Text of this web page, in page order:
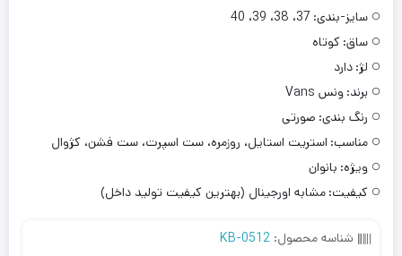
سایز-بندی: 37، 38، 39، 40
ساق: کوتاه
لژ: دارد
برند: ونس Vans
رنگ بندی: صورتی
مناسب: استریت استایل، روزمره، ست اسپرت، ست فشن، کژوال
ویژه: بانوان
کیفیت: مشابه اورجینال (بهترین کیفیت تولید داخل)
شناسه محصول: KB-0512